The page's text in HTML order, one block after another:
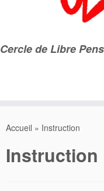
Cercle de Libre
Accueil » Instruction
Instruction